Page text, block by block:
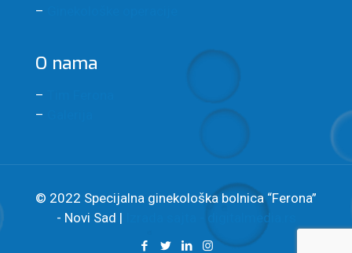
–
O nama
–
–
© 2022 Specijalna ginekološka bolnica “Ferona”
- Novi Sad |
Izrada sajta - digitalmedia.rs